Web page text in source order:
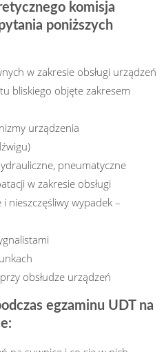
komisja
poniższych
w zakresie obsługi urządzeń
bliskiego objęte zakresem
urządzenia
pneumatyczne
w zakresie obsługi
nieszczęśliwy wypadek –
obsłudze urządzeń
egzaminu UDT na